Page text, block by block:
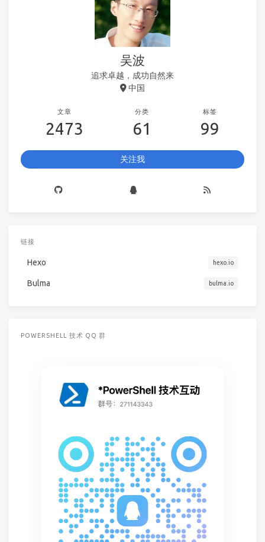
吴波
追求卓越，成功自然来
中国
文章
2473
分类
61
标签
99
关注我
链接
Hexo hexo.io
Bulma bulma.io
POWERSHELL 技术 QQ 群